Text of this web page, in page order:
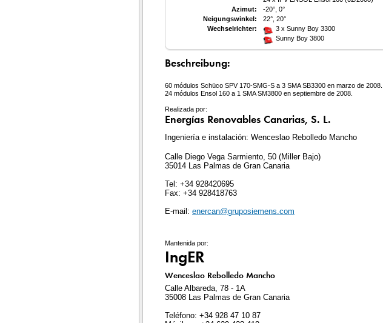
Azimut:
-20°, 0°
Neigungswinkel:
22°, 20°
Wechselrichter:
3 x Sunny Boy 3300
Sunny Boy 3800
Beschreibung:
60 módulos Schüco SPV 170-SMG-S a 3 SMA SB3300 en marzo de 2008.
24 módulos Ensol 160 a 1 SMA SM3800 en septiembre de 2008.
Realizada por:
Energías Renovables Canarias, S. L.
Ingeniería e instalación: Wenceslao Rebolledo Mancho
Calle Diego Vega Sarmiento, 50 (Miller Bajo)
35014 Las Palmas de Gran Canaria
Tel: +34 928420695
Fax: +34 928418763
E-mail: enercan@gruposiemens.com
Mantenida por:
IngER
Wenceslao Rebolledo Mancho
Calle Albareda, 78 - 1A
35008 Las Palmas de Gran Canaria
Teléfono: +34 928 47 10 87